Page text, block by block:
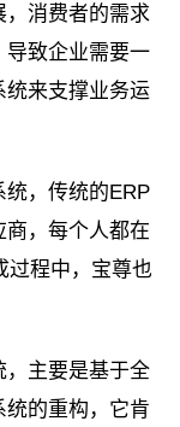
消费者的需求
导致企业需要一
统来支撑业务运
统，传统的ERP
，每个人都在
过程中，宝尊也
，主要是基于全
的重构，它肯